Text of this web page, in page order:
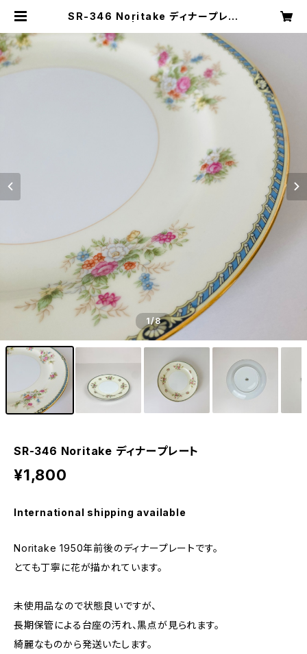
SR-346 Noritake ディナープレー
1/8
SR-346 Noritake ディナープレート
¥1,800
International shipping available
Noritake 1950年前後のディナープレートです。
とても丁寧に花が描かれています。
未使用品なので状態良いですが、
長期保管による台座の汚れ、黒点が見られます。
綺麗なものから発送いたします。